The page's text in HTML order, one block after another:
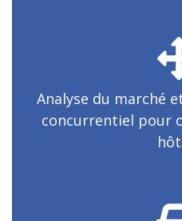
Analyse du marché
concurrentiel pour